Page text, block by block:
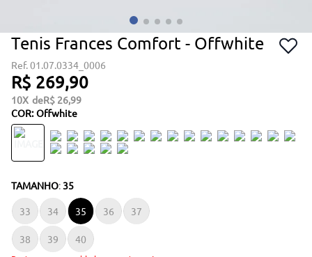
Tenis Frances Comfort - Offwhite
01.07.0334_0006
R$ 269,90
10 R$ 26,99
COR: Offwhite
TAMANHO: 35
33 34 35 36 37
38 39 40